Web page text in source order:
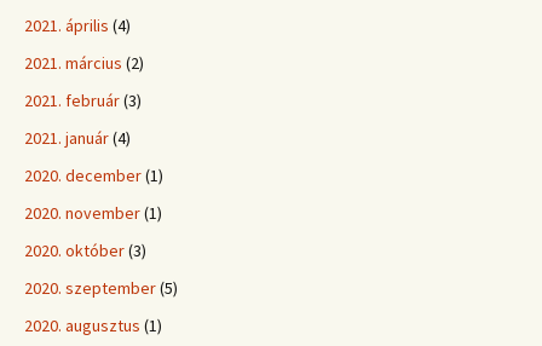
2021. április (4)
2021. március (2)
2021. február(3)
2021. január(4)
2020. december(1)
2020. november(1)
2020. október(3)
2020. szeptember(5)
2020. augusztus (1)